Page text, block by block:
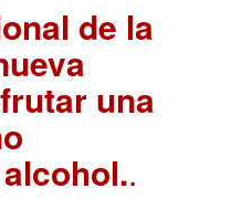
de la
una
.